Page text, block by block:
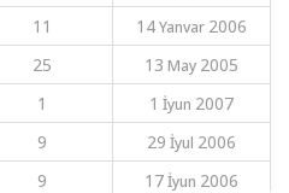
11
14 Yanvar 2006
25
13 May 2005
1
1 İyun 2007
9
29 İyul 2006
9 17 İyun 2006